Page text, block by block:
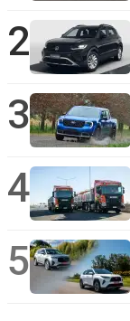
2
3
4
5